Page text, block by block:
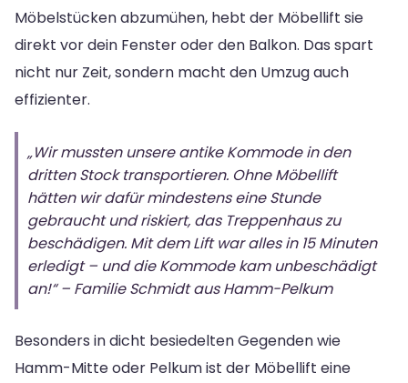
Möbelstücken abzumühen, hebt der Möbellift sie
direkt vor dein Fenster oder den Balkon. Das spart
nicht nur Zeit, sondern macht den Umzug auch
effizienter.
„Wir mussten unsere antike Kommode in den
dritten Stock transportieren. Ohne Möbellift
hätten wir dafür mindestens eine Stunde
gebraucht und riskiert, das Treppenhaus zu
beschädigen. Mit dem Lift war alles in 15 Minuten
erledigt – und die Kommode kam unbeschädigt
an!“ – Familie Schmidt aus Hamm-Pelkum
Besonders in dicht besiedelten Gegenden wie
Hamm-Mitte oder Pelkum ist der Möbellift eine